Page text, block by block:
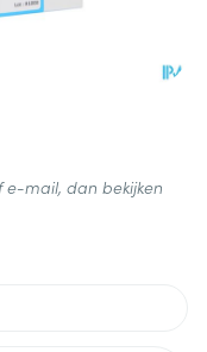
e-mail, dan bekijken